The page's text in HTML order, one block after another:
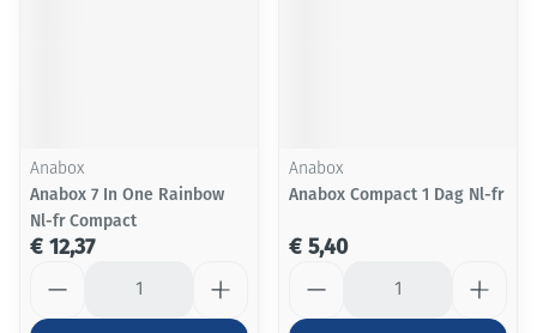
Anabox
Anabox 7 In One Rainbow
Nl-fr Compact
€ 12,37
Anabox
Anabox Compact 1 Dag Nl-fr
€ 5,40